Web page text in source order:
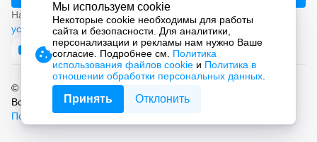
Нажимая на кнопку «Подписаться», вы соглашаетесь с
условиями обработки персональных данных
© 2026 ООО «СМАРТ Автоматизация»
Все права защищены.
Политика обработки персональных данных
Мы используем cookie
Некоторые cookie необходимы для работы
сайта и безопасности. Для аналитики,
персонализации и рекламы нам нужно Ваше
согласие. Подробнее см. Политика
использования файлов cookie и Политика в
отношении обработки персональных данных
Принять Отклонить